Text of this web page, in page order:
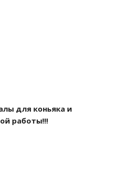
для коньяка и
работы!!!